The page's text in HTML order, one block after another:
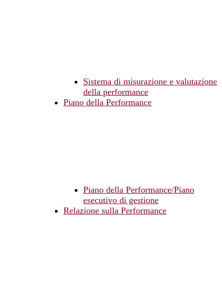
Sistema di misurazione e valutazione
della performance
Piano della Performance
Piano della Performance/Piano
esecutivo di gestione
Relazione sulla Performance